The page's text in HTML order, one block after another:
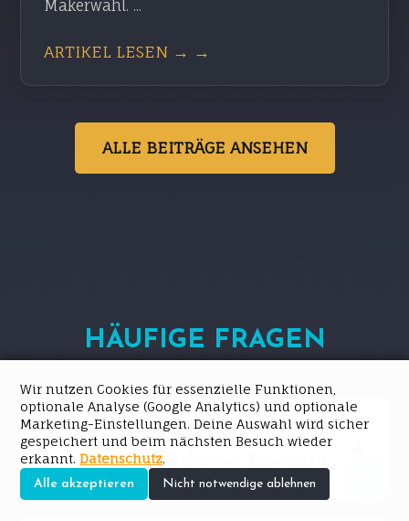
Makerwahl. ...
ARTIKEL LESEN → →
ALLE BEITRÄGE ANSEHEN
HÄUFIGE FRAGEN
Was kostet ein
maßgeschneiderter Fursuit?
Wir nutzen Cookies für essenzielle Funktionen,
optionale Analyse (Google Analytics) und optionale
Marketing-Einstellungen. Deine Auswahl wird sicher
gespeichert und beim nächsten Besuch wieder
erkannt. Datenschutz.
Alle akzeptieren Nicht notwendige ablehnen